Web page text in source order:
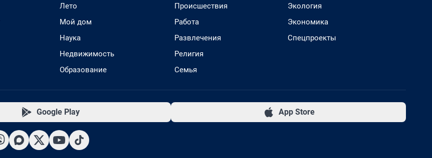
Лето
Мой дом
Наука
Недвижимость
Образование
Происшествия
Работа
Развлечения
Религия
Семья
Экология
Экономика
Спецпроекты
Google Play App Store